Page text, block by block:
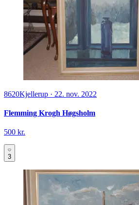
8620Kjellerup · 22. nov. 2022
Flemming Krogh Høgsholm
500 kr.
3